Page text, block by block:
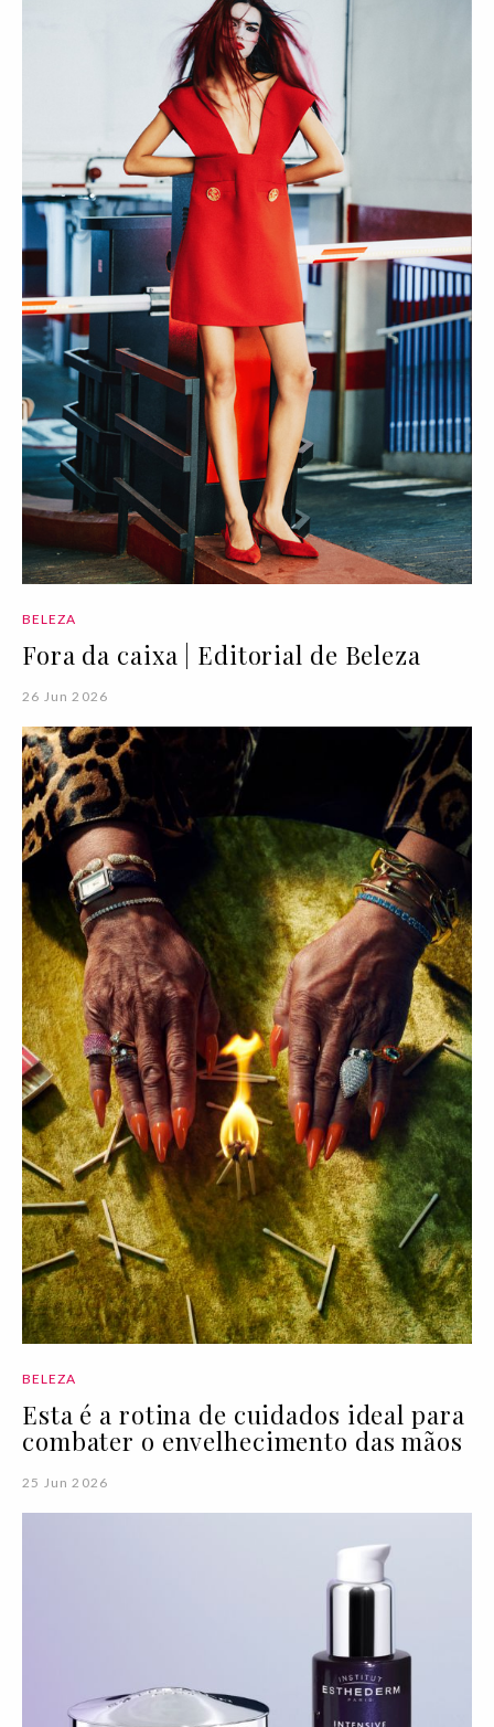
BELEZA
Fora da caixa | Editorial de Beleza
26 Jun 2026
BELEZA
Esta é a rotina de cuidados ideal para
combater o envelhecimento das mãos
25 Jun 2026